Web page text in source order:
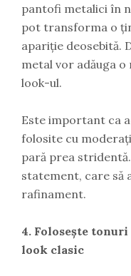
pantofi metalici în
pot transforma o
apariție deosebită.
metal vor adăuga o
look-ul.
Este important ca
folosite cu
pară prea
statement, care să
rafinament.
4. Folosește
look clasic